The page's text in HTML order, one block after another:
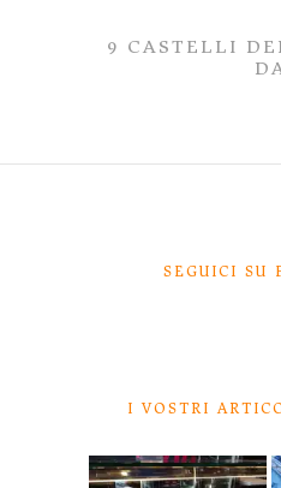
9 CASTELLI
SEGUICI SU
I VOSTRI